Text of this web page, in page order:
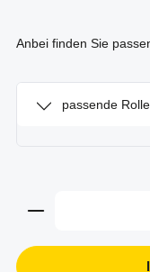
Anbei finden Sie
passende
Produkt Anzahl: